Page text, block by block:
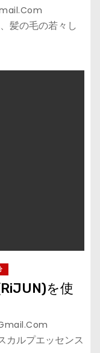
髪の毛の若々し
を使
カルプエッセンス